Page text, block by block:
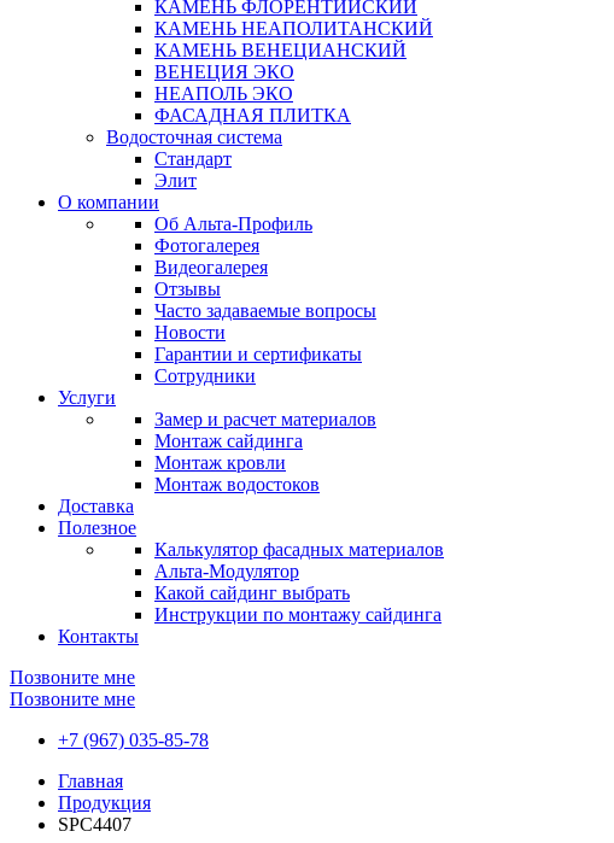
КАМЕНЬ ФЛОРЕНТИЙСКИЙ
КАМЕНЬ НЕАПОЛИТАНСКИЙ
КАМЕНЬ ВЕНЕЦИАНСКИЙ
ВЕНЕЦИЯ ЭКО
НЕАПОЛЬ ЭКО
ФАСАДНАЯ ПЛИТКА
Водосточная система
Стандарт
Элит
О компании
Об Альта-Профиль
Фотогалерея
Видеогалерея
Отзывы
Часто задаваемые вопросы
Новости
Гарантии и сертификаты
Сотрудники
Услуги
Замер и расчет материалов
Монтаж сайдинга
Монтаж кровли
Монтаж водостоков
Доставка
Полезное
Калькулятор фасадных материалов
Альта-Модулятор
Какой сайдинг выбрать
Инструкции по монтажу сайдинга
Контакты
Позвоните мне
Позвоните мне
+7 (967) 035-85-78
Главная
Продукция
SPC4407